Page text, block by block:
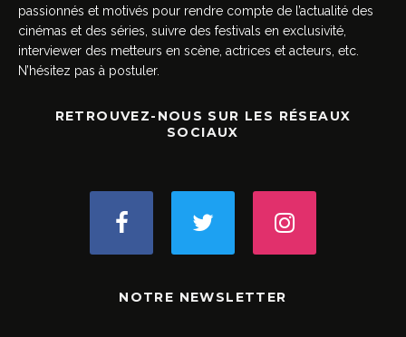
passionnés et motivés pour rendre compte de l’actualité des
cinémas et des séries, suivre des festivals en exclusivité,
interviewer des metteurs en scène, actrices et acteurs, etc.
N’hésitez pas à postuler.
RETROUVEZ-NOUS SUR LES RÉSEAUX
SOCIAUX
NOTRE NEWSLETTER